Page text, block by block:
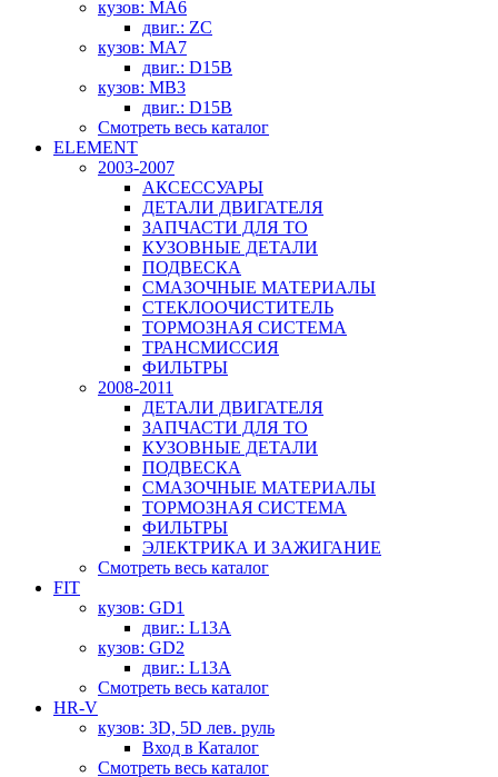
кузов: MA6
двиг.: ZC
кузов: MA7
двиг.: D15B
кузов: MB3
двиг.: D15B
Смотреть весь каталог
ELEMENT
2003-2007
АКСЕССУАРЫ
ДЕТАЛИ ДВИГАТЕЛЯ
ЗАПЧАСТИ ДЛЯ ТО
КУЗОВНЫЕ ДЕТАЛИ
ПОДВЕСКА
СМАЗОЧНЫЕ МАТЕРИАЛЫ
СТЕКЛООЧИСТИТЕЛЬ
ТОРМОЗНАЯ СИСТЕМА
ТРАНСМИССИЯ
ФИЛЬТРЫ
2008-2011
ДЕТАЛИ ДВИГАТЕЛЯ
ЗАПЧАСТИ ДЛЯ ТО
КУЗОВНЫЕ ДЕТАЛИ
ПОДВЕСКА
СМАЗОЧНЫЕ МАТЕРИАЛЫ
ТОРМОЗНАЯ СИСТЕМА
ФИЛЬТРЫ
ЭЛЕКТРИКА И ЗАЖИГАНИЕ
Смотреть весь каталог
FIT
кузов: GD1
двиг.: L13A
кузов: GD2
двиг.: L13A
Смотреть весь каталог
HR-V
кузов: 3D, 5D лев. руль
Вход в Каталог
Смотреть весь каталог